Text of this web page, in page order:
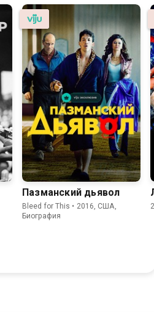
Пазманский дьявол
Bleed for This • 2016, США,
Биография